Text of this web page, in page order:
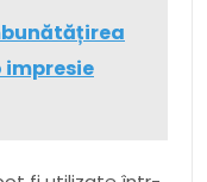
impresie